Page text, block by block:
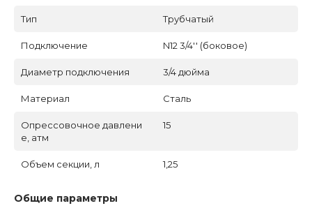
Тип Трубчатый
Подключение N12 3/4'' (боковое)
Диаметр подключения 3/4 дюйма
Материал Сталь
Опрессовочное давлени
е, атм
15
Объем секции, л 1,25
Общие параметры